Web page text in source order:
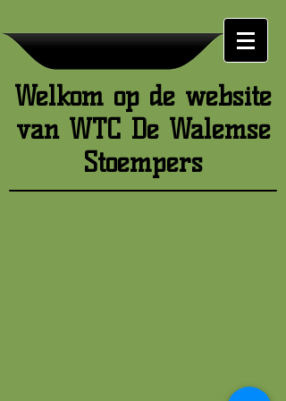
Welkom op de website
van WTC De Walemse
Stoempers